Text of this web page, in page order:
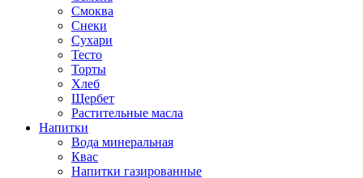
Смоква
Снеки
Сухари
Тесто
Торты
Хлеб
Щербет
Растительные масла
Напитки
Вода минеральная
Квас
Напитки газированные